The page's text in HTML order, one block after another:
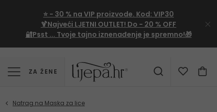
⭐ - 30 % na VIP proizvode. Kod: VIP30
🍹Najveći LJETNI OUTLET! Do - 20 % OFF
🔐Psst ... Tvoje tajno iznenađenje je spremno!🎁
ZA ŽENE